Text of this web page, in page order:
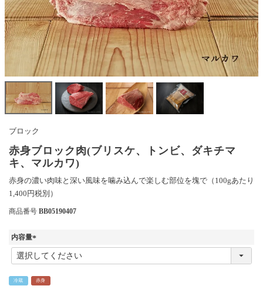
ブロック
赤身ブロック肉(ブリスケ、トンビ、ダキチマ
キ、マルカワ)
赤身の濃い肉味と深い風味を噛み込んで楽しむ部位を塊で（100gあたり
1,400円税別）
商品番号 BB05190407
内容量
(
必
冷蔵 赤身